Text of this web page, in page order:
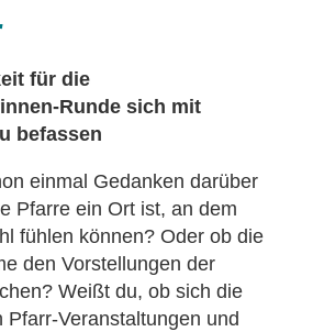
für die
Runde sich mit
befassen
einmal Gedanken darüber
Pfarre ein Ort ist, an dem
fühlen können? Oder ob die
den Vorstellungen der
Weißt du, ob sich die
Pfarr-Veranstaltungen und